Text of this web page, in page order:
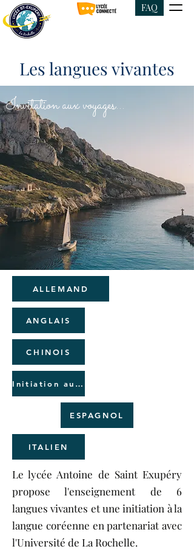
FAQ
Les langues vivantes
Invitation aux voyages...
ALLEMAND
ANGLAIS
CHINOIS
Initiation au coréen
ESPAGNOL
ITALIEN
Le lycée Antoine de Saint Exupéry
propose l'enseignement de 6
langues vivantes et une initiation à la
langue coréenne en partenariat avec
l'Université de La Rochelle.